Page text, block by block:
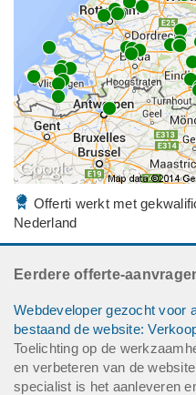
Offerti werkt met
Nederland
Eerdere offerte-
Webdeveloper gezocht voor
bestaand de website:
Toelichting op de
en verbeteren van de
specialist is het aanleveren